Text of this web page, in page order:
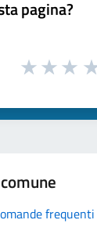
pagina?
frequenti